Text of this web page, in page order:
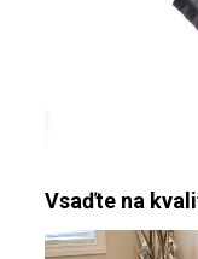
Vsaďte na